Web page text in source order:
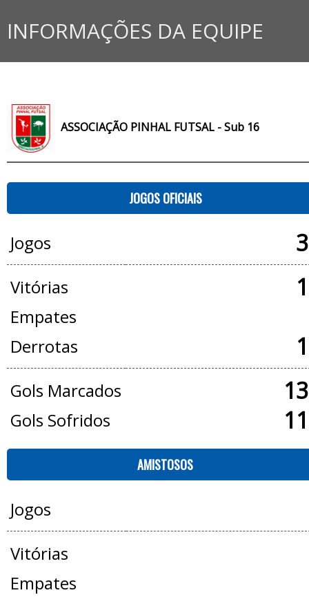
INFORMAÇÕES DA EQUIPE
ASSOCIAÇÃO PINHAL FUTSAL - Sub 16
JOGOS OFICIAIS
Jogos
Vitórias
Empates
Derrotas
Gols Marcados
Gols Sofridos
AMISTOSOS
Jogos
Vitórias
Empates